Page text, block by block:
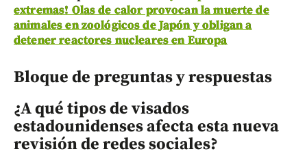
extremas! Olas de calor provocan la muerte de
animales en zoológicos de Japón y obligan a
detener reactores nucleares en Europa
Bloque de preguntas y respuestas
¿A qué tipos de visados
estadounidenses afecta esta nueva
revisión de redes sociales?